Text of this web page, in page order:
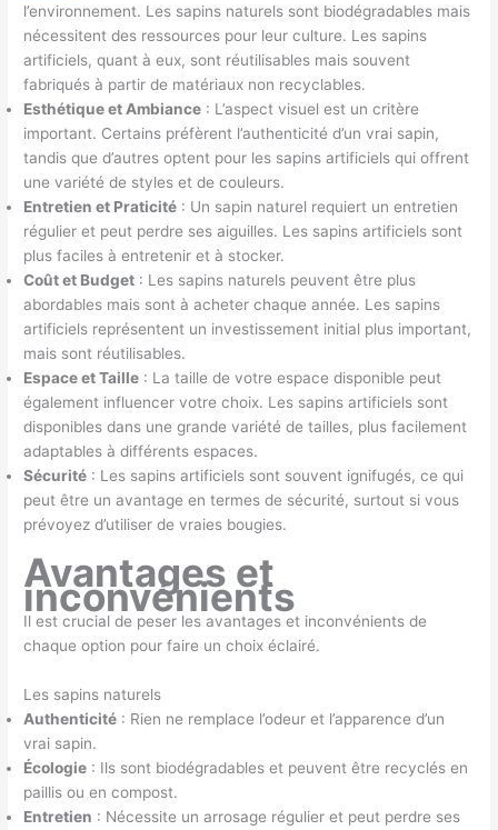
l’environnement. Les sapins naturels sont biodégradables mais
nécessitent des ressources pour leur culture. Les sapins
artificiels, quant à eux, sont réutilisables mais souvent
fabriqués à partir de matériaux non recyclables.
Esthétique et Ambiance : L’aspect visuel est un critère
important. Certains préfèrent l’authenticité d’un vrai sapin,
tandis que d’autres optent pour les sapins artificiels qui offrent
une variété de styles et de couleurs.
Entretien et Praticité : Un sapin naturel requiert un entretien
régulier et peut perdre ses aiguilles. Les sapins artificiels sont
plus faciles à entretenir et à stocker.
Coût et Budget : Les sapins naturels peuvent être plus
abordables mais sont à acheter chaque année. Les sapins
artificiels représentent un investissement initial plus important,
mais sont réutilisables.
Espace et Taille : La taille de votre espace disponible peut
également influencer votre choix. Les sapins artificiels sont
disponibles dans une grande variété de tailles, plus facilement
adaptables à différents espaces.
Sécurité : Les sapins artificiels sont souvent ignifugés, ce qui
peut être un avantage en termes de sécurité, surtout si vous
prévoyez d’utiliser de vraies bougies.
Avantages et
inconvénients
Il est crucial de peser les avantages et inconvénients de
chaque option pour faire un choix éclairé.
Les sapins naturels
Authenticité : Rien ne remplace l’odeur et l’apparence d’un
vrai sapin.
Écologie : Ils sont biodégradables et peuvent être recyclés en
paillis ou en compost.
Entretien : Nécessite un arrosage régulier et peut perdre ses